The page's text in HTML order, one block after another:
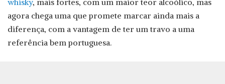
whisky, mais fortes, com um maior teor alcoólico, mas
agora chega uma que promete marcar ainda mais a
diferença, com a vantagem de ter um travo a uma
referência bem portuguesa.